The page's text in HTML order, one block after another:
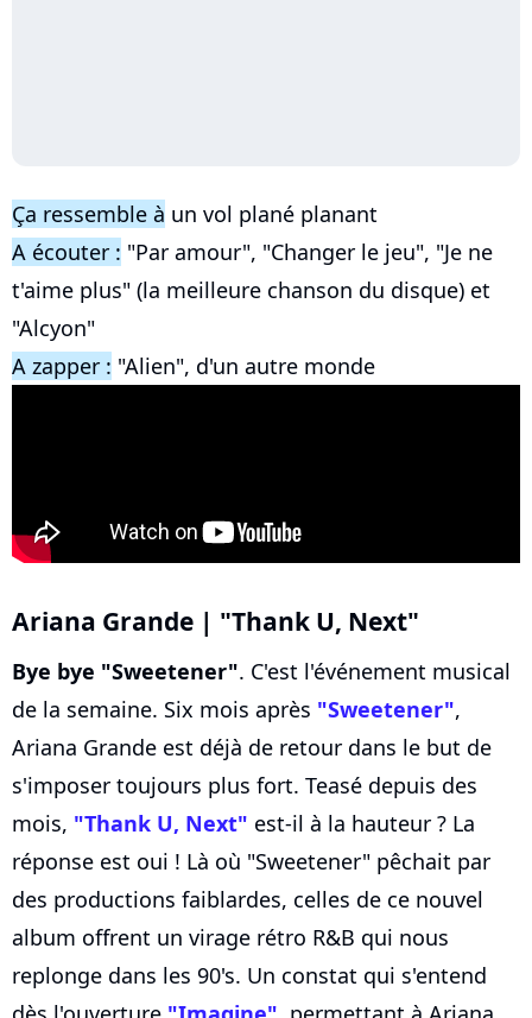
Ça ressemble à un vol plané planant
A écouter : "Par amour", "Changer le jeu", "Je ne
t'aime plus" (la meilleure chanson du disque) et
"Alcyon"
A zapper : "Alien", d'un autre monde
Ariana Grande | "Thank U, Next"
Bye bye "Sweetener". C'est l'événement musical
de la semaine. Six mois après "Sweetener",
Ariana Grande est déjà de retour dans le but de
s'imposer toujours plus fort. Teasé depuis des
mois, "Thank U, Next" est-il à la hauteur ? La
réponse est oui ! Là où "Sweetener" pêchait par
des productions faiblardes, celles de ce nouvel
album offrent un virage rétro R&B qui nous
replonge dans les 90's. Un constat qui s'entend